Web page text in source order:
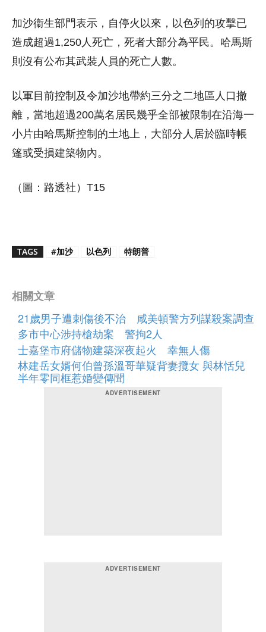
加沙衞生部門表示，自停火以來，以色列的攻擊已
造成超過1,250人死亡，死者大部分為平民。哈馬斯
則沒有公布其武裝人員的死亡人數。
以軍目前控制及令加沙地帶約三分之二地區人口撤
離，當地超過200萬名居民幾乎全部被限制在沿海一
小片由哈馬斯控制的土地上，大部分人居於臨時帳
篷或受損建築物內。
（圖：路透社）T15
TAGS #加沙 以色列 特朗普
相關文章
21歲男子遭刺傷後不治 咸美頓警方列謀殺案調查
多市中心涉持槍劫案 警拘2人
士嘉堡市府儲物建築深夜起火 幸無人傷
林建岳女婿何伯曾孫溫哥華疑背妻攬女 與林恬兒
半年零同框惹婚變傳聞